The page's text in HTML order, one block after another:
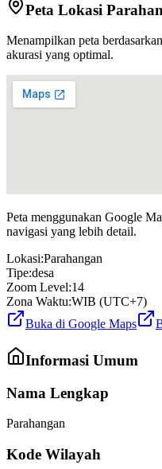
Peta Lokasi
Menampilkan peta
akurasi yang optimal.
Peta menggunakan Google
navigasi yang lebih detail.
Lokasi:Parahangan
Tipe:desa
Zoom Level:14
Zona Waktu:WIB (UTC+7)
Buka di Google Maps
Informasi Umum
Nama Lengkap
Parahangan
Kode Wilayah